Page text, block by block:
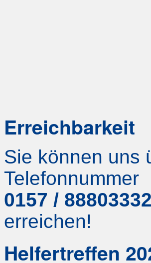
Erreichbarkeit
Sie können uns
Telefonnummer
0157 / 88803332
erreichen!
Helfertreffen